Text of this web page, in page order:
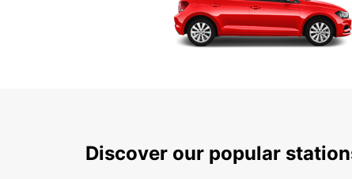
Discover our popular